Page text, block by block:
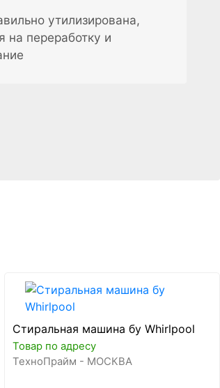
утилизирована,
на переработку и
Стиральная машина бу Whirlpool
Товар по адресу
ТехноПрайм - МОСКВА